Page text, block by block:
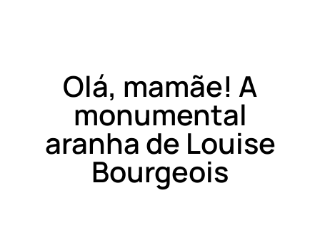
Olá, mamãe! A
monumental
aranha de Louise
Bourgeois